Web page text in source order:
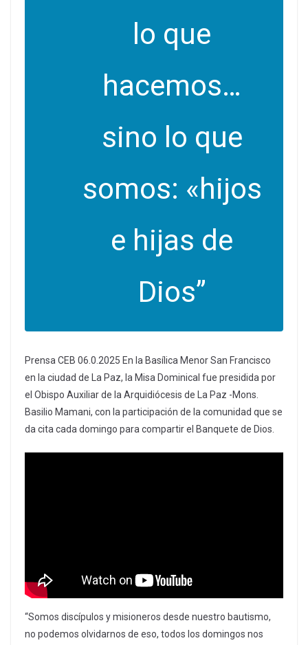
lo que
hacemos…
sino lo que
somos: «hijos
e hijas de
Dios”
Prensa CEB 06.0.2025 En la Basílica Menor San Francisco
en la ciudad de La Paz, la Misa Dominical fue presidida por
el Obispo Auxiliar de la Arquidiócesis de La Paz -Mons.
Basilio Mamani, con la participación de la comunidad que se
da cita cada domingo para compartir el Banquete de Dios.
“Somos discípulos y misioneros desde nuestro bautismo,
no podemos olvidarnos de eso, todos los domingos nos